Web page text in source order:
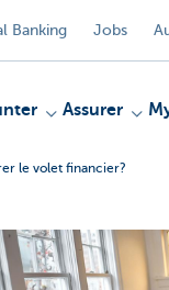
Banking Jobs
Assurer
le volet financier?